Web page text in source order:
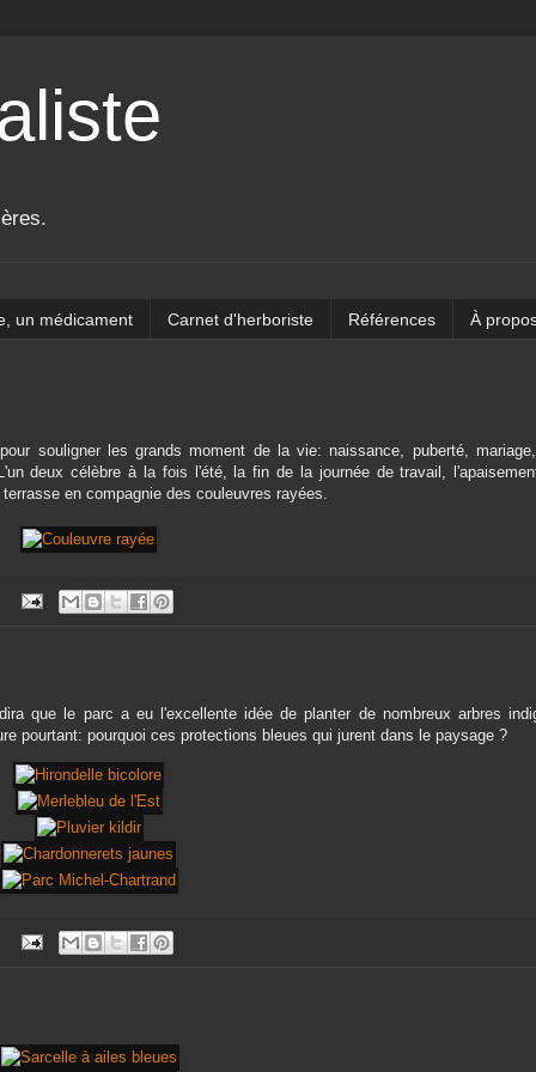
un médicament Carnet d'herboriste Références À
souligner les grands moment de la vie: naissance, puberté,
deux célèbre à la fois l'été, la fin de la journée de travail,
en compagnie des couleuvres rayées.
que le parc a eu l'excellente idée de planter de nombreux arbres
pourtant: pourquoi ces protections bleues qui jurent dans le paysage ?